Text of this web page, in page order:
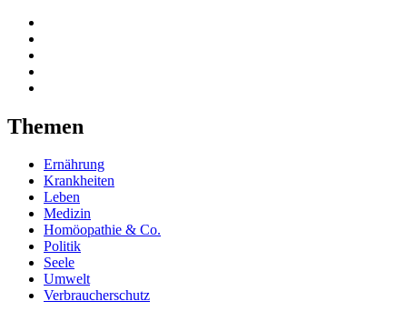
Themen
Ernährung
Krankheiten
Leben
Medizin
Homöopathie & Co.
Politik
Seele
Umwelt
Verbraucherschutz